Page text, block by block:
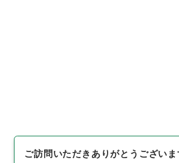
ご訪問いただきありがとうございま